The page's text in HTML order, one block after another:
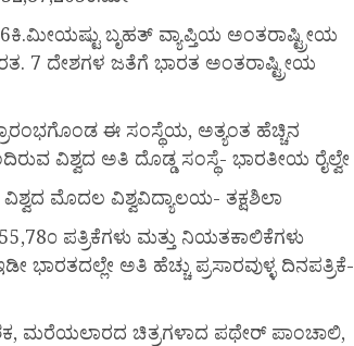
ಬೃಹತ್ ವ್ಯಾಪ್ತಿಯ ಅಂತರಾಷ್ಟ್ರೀಯ
7 ದೇಶಗಳ ಜತೆಗೆ ಭಾರತ ಅಂತರಾಷ್ಟ್ರೀಯ
ಈ ಸಂಸ್ಥೆಯ, ಅತ್ಯಂತ ಹೆಚ್ಚಿನ
ವಿಶ್ವದ ಅತಿ ದೊಡ್ಡ ಸಂಸ್ಥೆ- ಭಾರತೀಯ ರೈಲ್ವೇ
ವಿಶ್ವದ ಮೊದಲ ವಿಶ್ವವಿದ್ಯಾಲಯ- ತಕ್ಷಶಿಲಾ
ಪತ್ರಿಕೆಗಳು ಮತ್ತು ನಿಯತಕಾಲಿಕೆಗಳು
ಭಾರತದಲ್ಲೇ ಅತಿ ಹೆಚ್ಚು ಪ್ರಸಾರವುಳ್ಳ ದಿನಪತ್ರಿಕೆ-
ಮರೆಯಲಾರದ ಚಿತ್ರಗಳಾದ ಪಥೇರ್ ಪಾಂಚಾಲಿ,